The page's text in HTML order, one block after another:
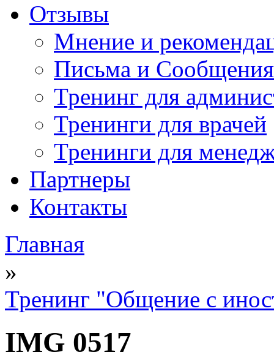
Отзывы
Мнение и
Письма и Сообщения
Тренинг для
Тренинги для врачей
Тренинги для
Партнеры
Контакты
Вы здесь
Главная
»
Тренинг "Общение с
IMG 0517